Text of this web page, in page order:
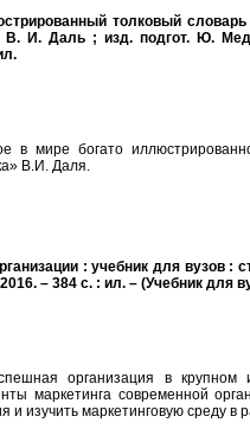
толковый словарь
В. И. Даль ; изд. подгот. Ю.
в мире богато
В.И. Даля.
: учебник для вузов :
– 384 с. : ил. – (Учебник для
организация в крупном
маркетинга современной
и изучить маркетинговую среду в